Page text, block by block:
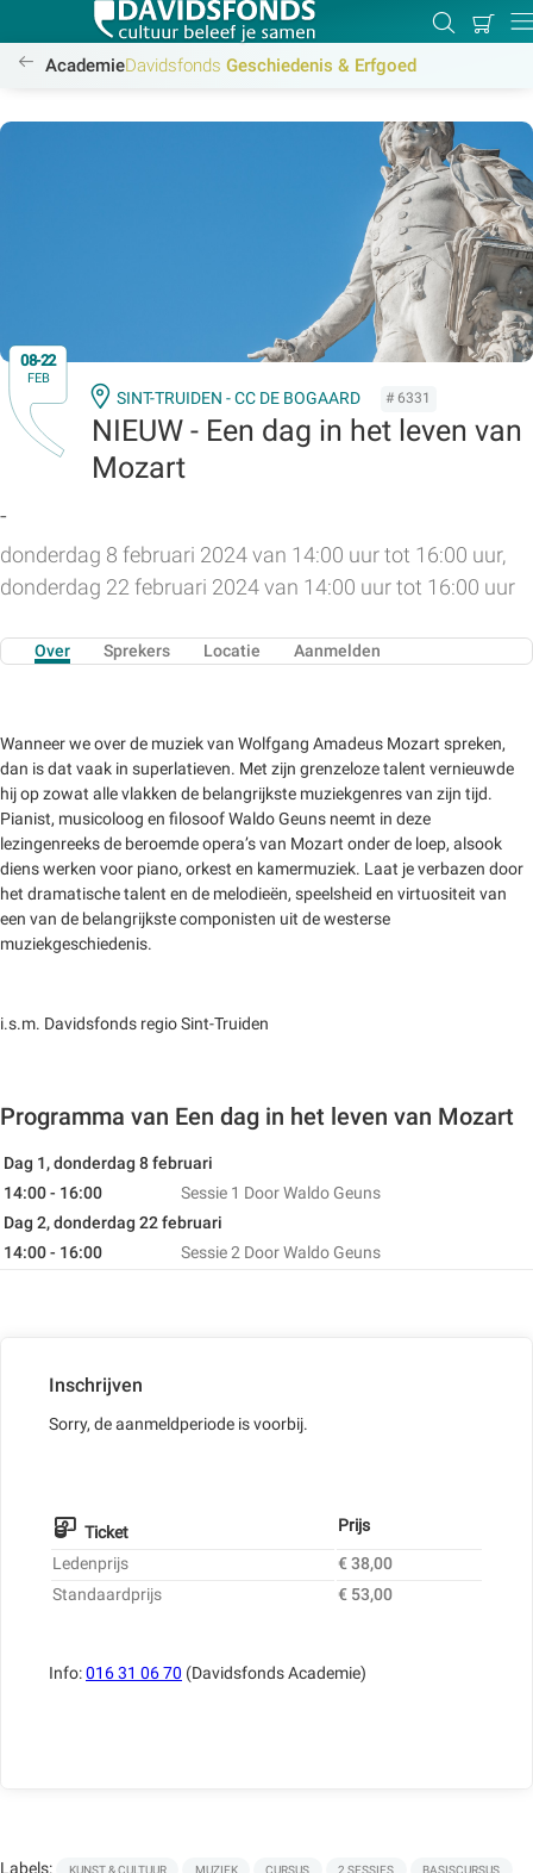
Zoeken
Mijn
/academie/geschiedenis-erfgoed/geschiedenis-erfgoed
AcademieDavidsfonds Geschiedenis & Erfgoed
08-22
FEB
SINT-TRUIDEN - CC DE BOGAARD # 6331
NIEUW - Een dag in het leven van
Mozart
-
donderdag 8 februari 2024 van 14:00 uur tot 16:00 uur,
donderdag 22 februari 2024 van 14:00 uur tot 16:00 uur
Over Sprekers Locatie Aanmelden
Wanneer we over de muziek van Wolfgang Amadeus Mozart spreken,
dan is dat vaak in superlatieven. Met zijn grenzeloze talent vernieuwde
hij op zowat alle vlakken de belangrijkste muziekgenres van zijn tijd.
Pianist, musicoloog en filosoof Waldo Geuns neemt in deze
lezingenreeks de beroemde opera’s van Mozart onder de loep, alsook
diens werken voor piano, orkest en kamermuziek. Laat je verbazen door
het dramatische talent en de melodieën, speelsheid en virtuositeit van
een van de belangrijkste componisten uit de westerse
muziekgeschiedenis.
i.s.m. Davidsfonds regio Sint-Truiden
Programma van Een dag in het leven van Mozart
Dag 1, donderdag 8 februari
14:00 - 16:00
Sessie 1 Door Waldo Geuns
Dag 2, donderdag 22 februari
14:00 - 16:00
Sessie 2 Door Waldo Geuns
Inschrijven
Sorry, de aanmeldperiode is voorbij.
Ticket
Prijs
Ledenprijs
€ 38,00
Standaardprijs
€ 53,00
Info:016 31 06 70 (Davidsfonds Academie)
Labels: KUNST & CULTUUR MUZIEK CURSUS 2 SESSIES BASISCURSUS